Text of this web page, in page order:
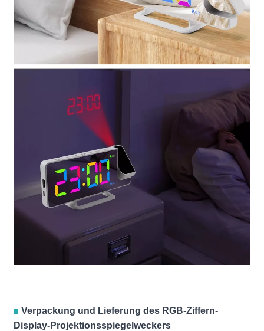
Verpackung und Lieferung des RGB-Ziffern-
Display-Projektionsspiegelweckers